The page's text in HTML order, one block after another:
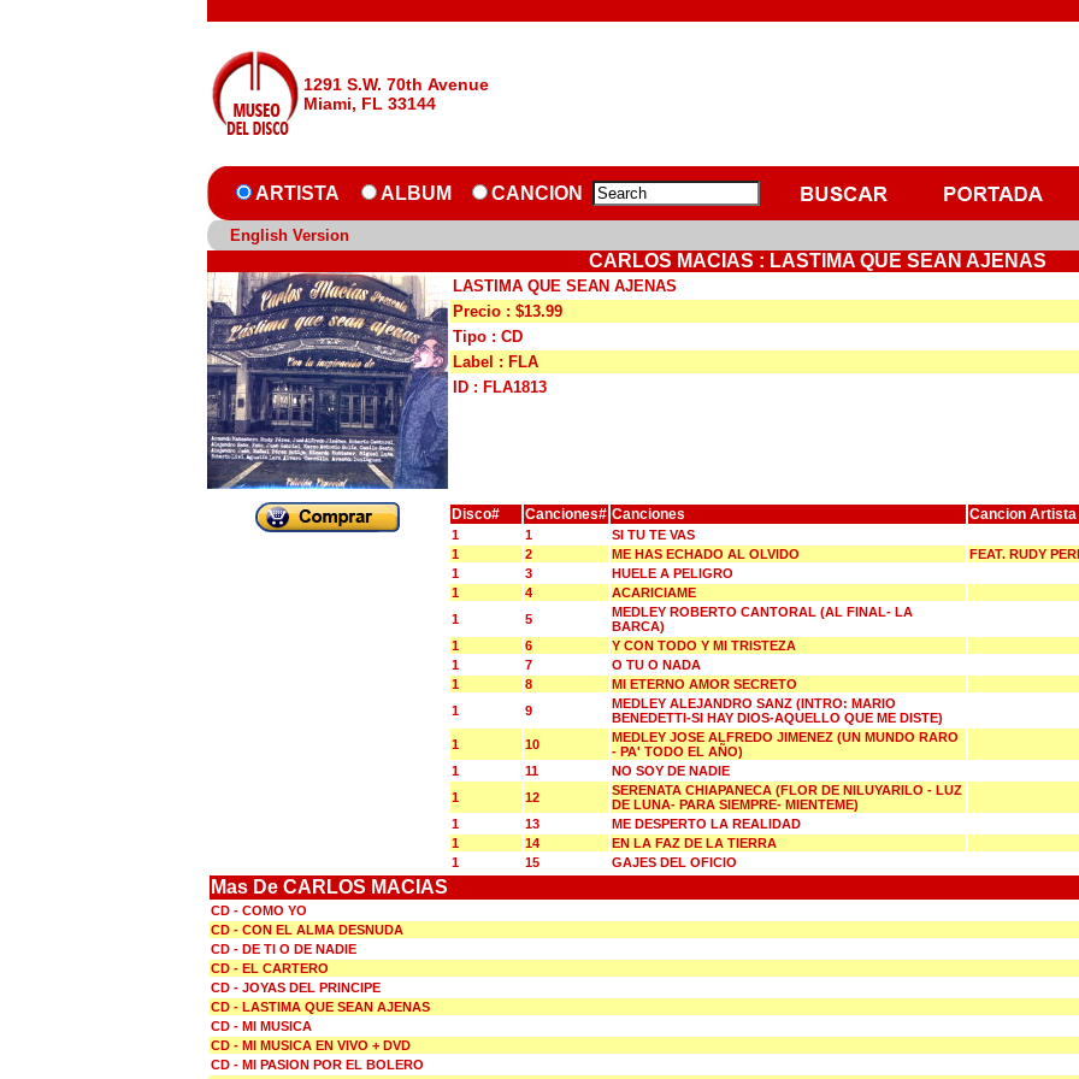
1291 S.W. 70th Avenue
Miami, FL 33144
ARTISTA ALBUM CANCION
English Version
CARLOS MACIAS : LASTIMA QUE SEAN AJENAS
LASTIMA QUE SEAN AJENAS
Precio : $13.99
Tipo : CD
Label : FLA
ID : FLA1813
Disco# Canciones# Canciones Cancion Artista
1 1
SI TU TE VAS
1
2 ME HAS ECHADO AL OLVIDO
FEAT. RUDY
1
3
HUELE A PELIGRO
1
4
ACARICIAME
1
5
MEDLEY ROBERTO CANTORAL (AL FINAL- LA
BARCA)
1
6
Y CON TODO Y MI TRISTEZA
1
7
O TU O NADA
1
8
MI ETERNO AMOR SECRETO
1
9
MEDLEY ALEJANDRO SANZ (INTRO: MARIO
BENEDETTI-SI HAY DIOS-AQUELLO QUE ME DISTE)
1
10
MEDLEY JOSE ALFREDO JIMENEZ (UN MUNDO RARO
- PA' TODO EL AÑO)
1
11
NO SOY DE NADIE
1
12
SERENATA CHIAPANECA (FLOR DE NILUYARILO - LUZ
DE LUNA- PARA SIEMPRE- MIENTEME)
1
13
ME DESPERTO LA REALIDAD
1
14
EN LA FAZ DE LA TIERRA
1
15 GAJES DEL OFICIO
Mas De CARLOS MACIAS
CD - COMO YO
CD - CON EL ALMA DESNUDA
CD - DE TI O DE NADIE
CD - EL CARTERO
CD - JOYAS DEL PRINCIPE
CD - LASTIMA QUE SEAN AJENAS
CD - MI MUSICA
CD - MI MUSICA EN VIVO + DVD
CD - MI PASION POR EL BOLERO